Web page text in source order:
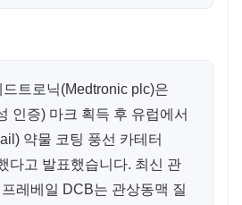
드트로닉(Medtronic plc)은
인증) 마크 획득 후 유럽에서
약물 코팅 풍선 카테터
다고 발표했습니다. 최신 관
레베일 DCB는 관상동맥 질